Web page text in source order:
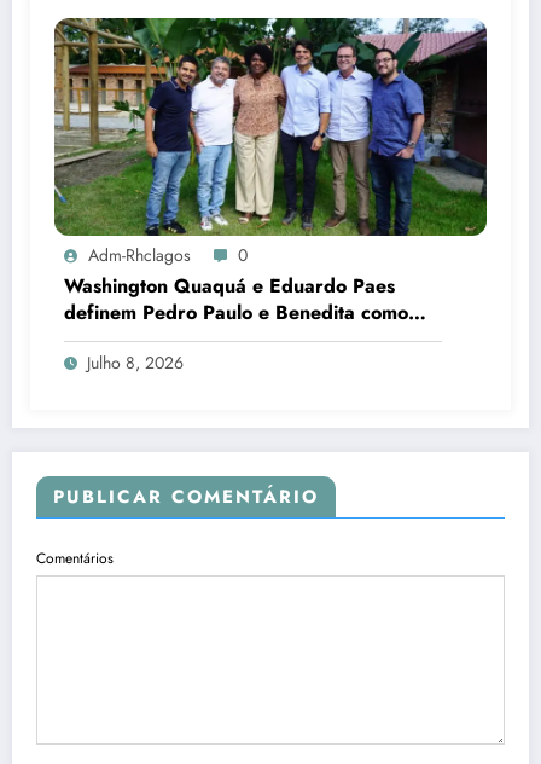
Adm-Rhclagos 0
Washington Quaquá e Eduardo Paes
definem Pedro Paulo e Benedita como
candidatos ao Senado no Rio
Julho 8, 2026
PUBLICAR COMENTÁRIO
Comentários